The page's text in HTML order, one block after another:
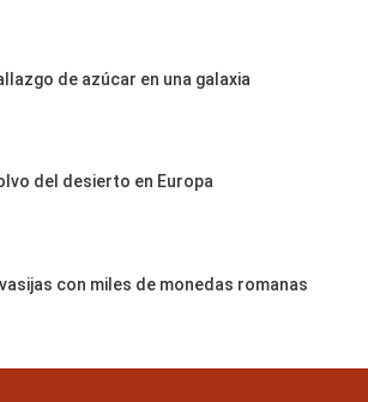
de azúcar en una galaxia
del desierto en Europa
con miles de monedas romanas